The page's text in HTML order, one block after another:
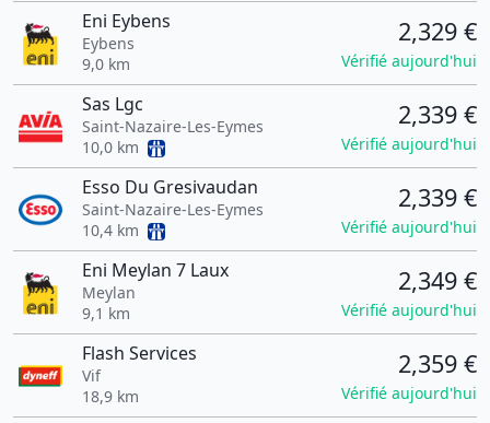
Eni Eybens
Eybens
9,0 km
2,329 €
Vérifié aujourd'hui
Sas Lgc
Saint-Nazaire-Les-Eymes
10,0 km
2,339 €
Vérifié aujourd'hui
Esso Du Gresivaudan
Saint-Nazaire-Les-Eymes
10,4 km
2,339 €
Vérifié aujourd'hui
Eni Meylan 7 Laux
Meylan
9,1 km
2,349 €
Vérifié aujourd'hui
Flash Services
Vif
18,9 km
2,359 €
Vérifié aujourd'hui